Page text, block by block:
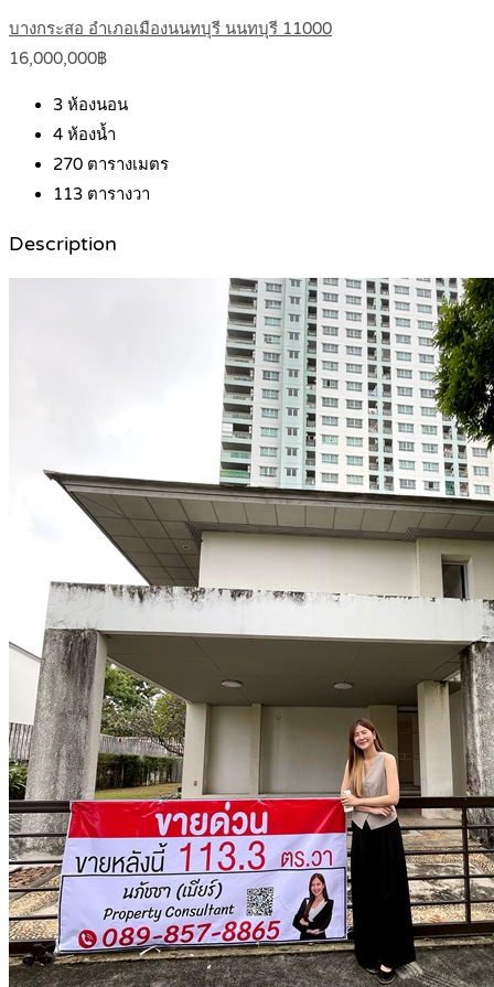
บางกระสอ อำเภอเมืองนนทบุรี นนทบุรี 11000
16,000,000฿
3 ห้องนอน
4 ห้องน้ำ
270 ตารางเมตร
113 ตารางวา
Description